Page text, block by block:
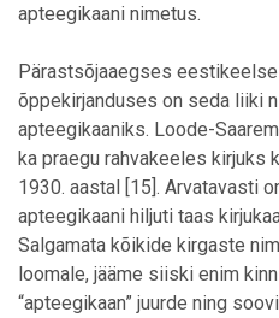
apteegikaani nimetus.
Pärastsõjaaegses
õppekirjanduses on seda liiki
apteegikaaniks. Loode-
ka praegu rahvakeeles kirjuks
1930. aastal [15]. Arvatavasti
apteegikaani hiljuti taas
Salgamata kõikide kirgaste
loomale, jääme siiski enim
“apteegikaan” juurde ning